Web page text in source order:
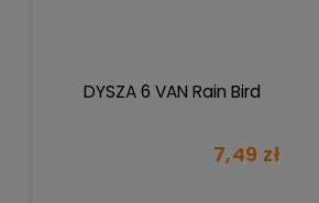
DYSZA 6 VAN Rain Bird
7,49 zł